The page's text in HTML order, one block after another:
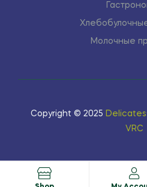
Молочные
Copyright © 2025
VRC